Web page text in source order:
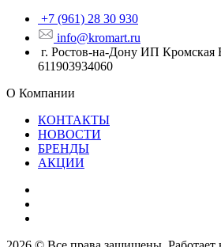
+7 (961) 28 30 930
info@kromart.ru
г. Ростов-на-Дону ИП
611903934060
О Компании
КОНТАКТЫ
НОВОСТИ
БРЕНДЫ
АКЦИИ